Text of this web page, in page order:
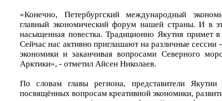
«Конечно, Петербургский международный
главный экономический форум нашей страны. И в
насыщенная повестка. Традиционно Якутия примет
Сейчас нас активно приглашают на различные сессии
экономики и заканчивая вопросами Северного
Арктики», - отметил Айсен Николаев.
По словам главы региона, представители Якутии
посвящённых вопросам креативной экономики,